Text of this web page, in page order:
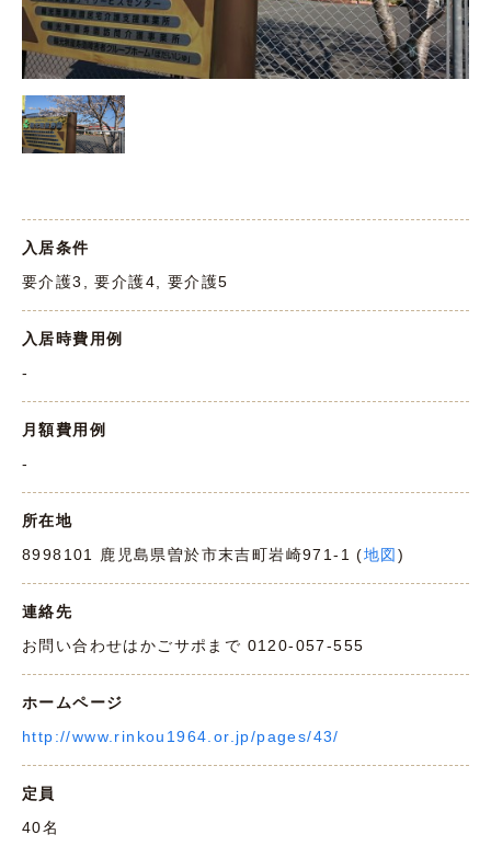
入居条件
要介護3, 要介護4, 要介護5
入居時費用例
-
月額費用例
-
所在地
8998101 鹿児島県曽於市末吉町岩崎971-1 (地図 )
連絡先
お問い合わせはかごサポまで 0120-057-555
ホームページ
http://www.rinkou1964.or.jp/pages/43/
定員
40名